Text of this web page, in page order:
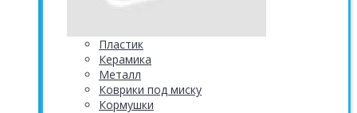
Пластик
Керамика
Металл
Коврики под миску
Кормушки